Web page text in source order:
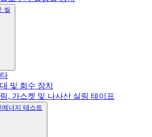
씰
및 회수 장치
, 가스켓 및 나사산 실링 테이프
너지 테스트